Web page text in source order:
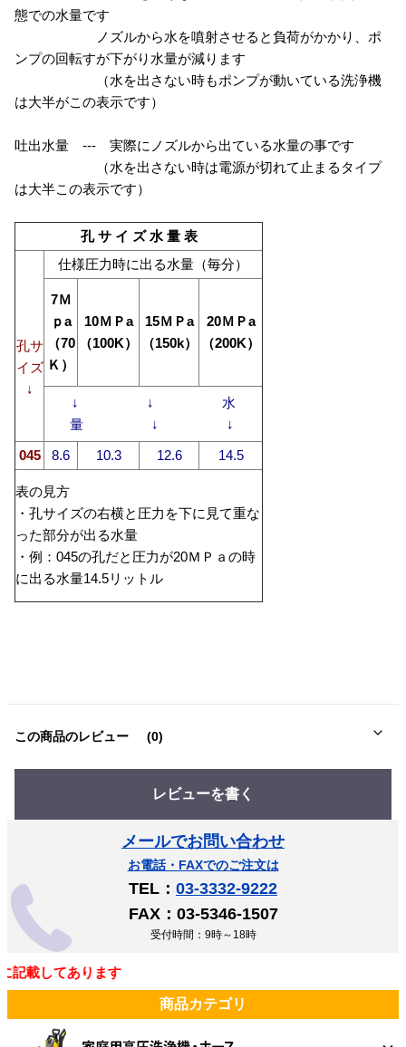
態での水量です
ノズルから水を噴射させると負荷がかかり、ポ
ンプの回転すが下がり水量が減ります
（水を出さない時もポンプが動いている洗浄機
は大半がこの表示です）
吐出水量 --- 実際にノズルから出ている水量の事です
（水を出さない時は電源が切れて止まるタイプ
は大半この表示です）
孔 サ イ ズ 水 量 表
孔サ
イズ
↓
仕様圧力時に出る水量（毎分）
7Ｍ
ｐa
（70
Ｋ）
10ＭＰa
（100K）
15ＭＰa
（150k）
20ＭＰa
（200K）
↓ ↓ 水
量 ↓ ↓
045
8.6 10.3 12.6 14.5
表の見方
・孔サイズの右横と圧力を下に見て重な
った部分が出る水量
・例：045の孔だと圧力が20ＭＰａの時
に出る水量14.5リットル
この商品のレビュー (0)
レビューを書く
メールでお問い合わせ
お電話・FAXでのご注文は
TEL： 03-3332-9222
FAX：03-5346-1507
受付時間：9時～18時
載してあります
商品カテゴリ